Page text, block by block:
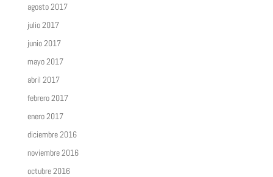
agosto 2017
julio 2017
junio 2017
mayo 2017
abril 2017
febrero 2017
enero 2017
diciembre 2016
noviembre 2016
octubre 2016